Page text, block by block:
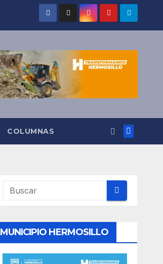
COLUMNAS
MUNICIPIO HERMOSILLO